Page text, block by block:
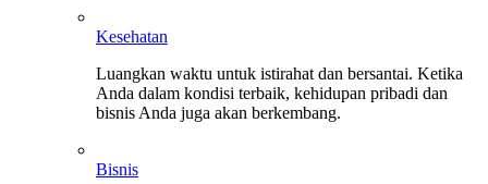
Kesehatan
Luangkan waktu untuk istirahat dan bersantai. Ketika
Anda dalam kondisi terbaik, kehidupan pribadi dan
bisnis Anda juga akan berkembang.
Bisnis